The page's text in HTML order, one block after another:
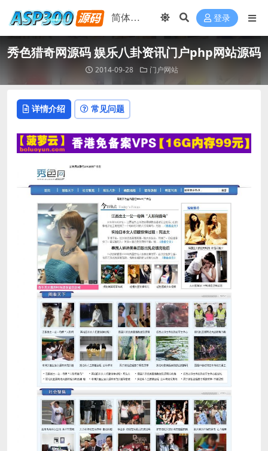
登录
秀色猎奇网源码 娱乐八卦资讯门户php网站源码
2014-09-28 门户网站
详情介绍 常见问题